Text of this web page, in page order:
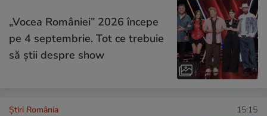
„Vocea României” 2026 începe
pe 4 septembrie. Tot ce trebuie
să știi despre show
Știri România 15:15